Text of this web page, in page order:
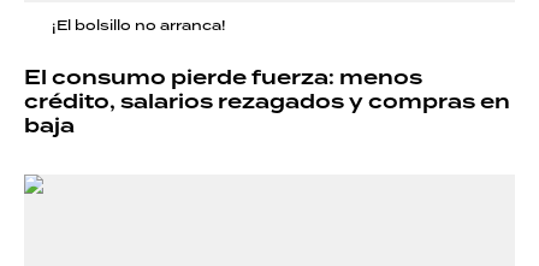
¡El bolsillo no arranca!
El consumo pierde fuerza: menos
crédito, salarios rezagados y compras en
baja